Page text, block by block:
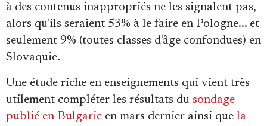
à des contenus inappropriés ne les signalent pas,
alors qu'ils seraient 53% à le faire en Pologne... et
seulement 9% (toutes classes d'âge confondues) en
Slovaquie.
Une étude riche en enseignements qui vient très
utilement compléter les résultats du sondage
publié en Bulgarie en mars dernier ainsi que la